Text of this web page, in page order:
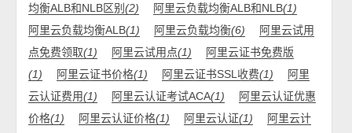
均衡ALB和NLB区别(2) 阿里云负载均衡ALB和NLB(1)
阿里云负载均衡ALB(1) 阿里云负载均衡(6)
阿里云试用
点免费领取(1) 阿里云试用点(1)
阿里云证书免费版
(1)
阿里云证书价格(1) 阿里云证书SSL收费(1)
阿里
云认证费用(1) 阿里云认证考试ACA(1)
阿里云认证优惠
价格(1) 阿里云认证价格(1) 阿里云认证(1)
阿里云计